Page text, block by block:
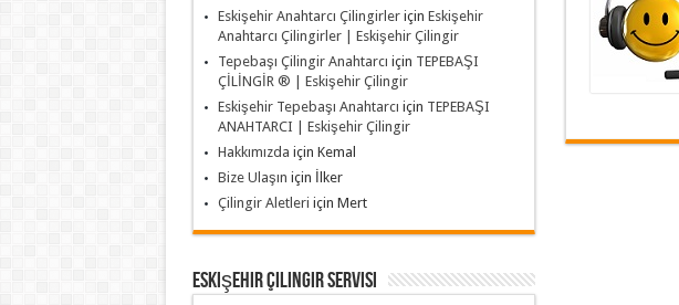
Eskişehir Anahtarcı Çilingirleriçin Eskişehir
Anahtarcı Çilingirler | Eskişehir Çilingir
Tepebaşı Çilingir Anahtarcı için TEPEBAŞI
ÇİLİNGİR ® | Eskişehir Çilingir
Eskişehir Tepebaşı Anahtarcı için TEPEBAŞI
ANAHTARCI | Eskişehir Çilingir
Hakkımızda için Kemal
Bize Ulaşın için
İlker
Çilingir Aletleri için Mert
Eskişehir Çilingir Servisi